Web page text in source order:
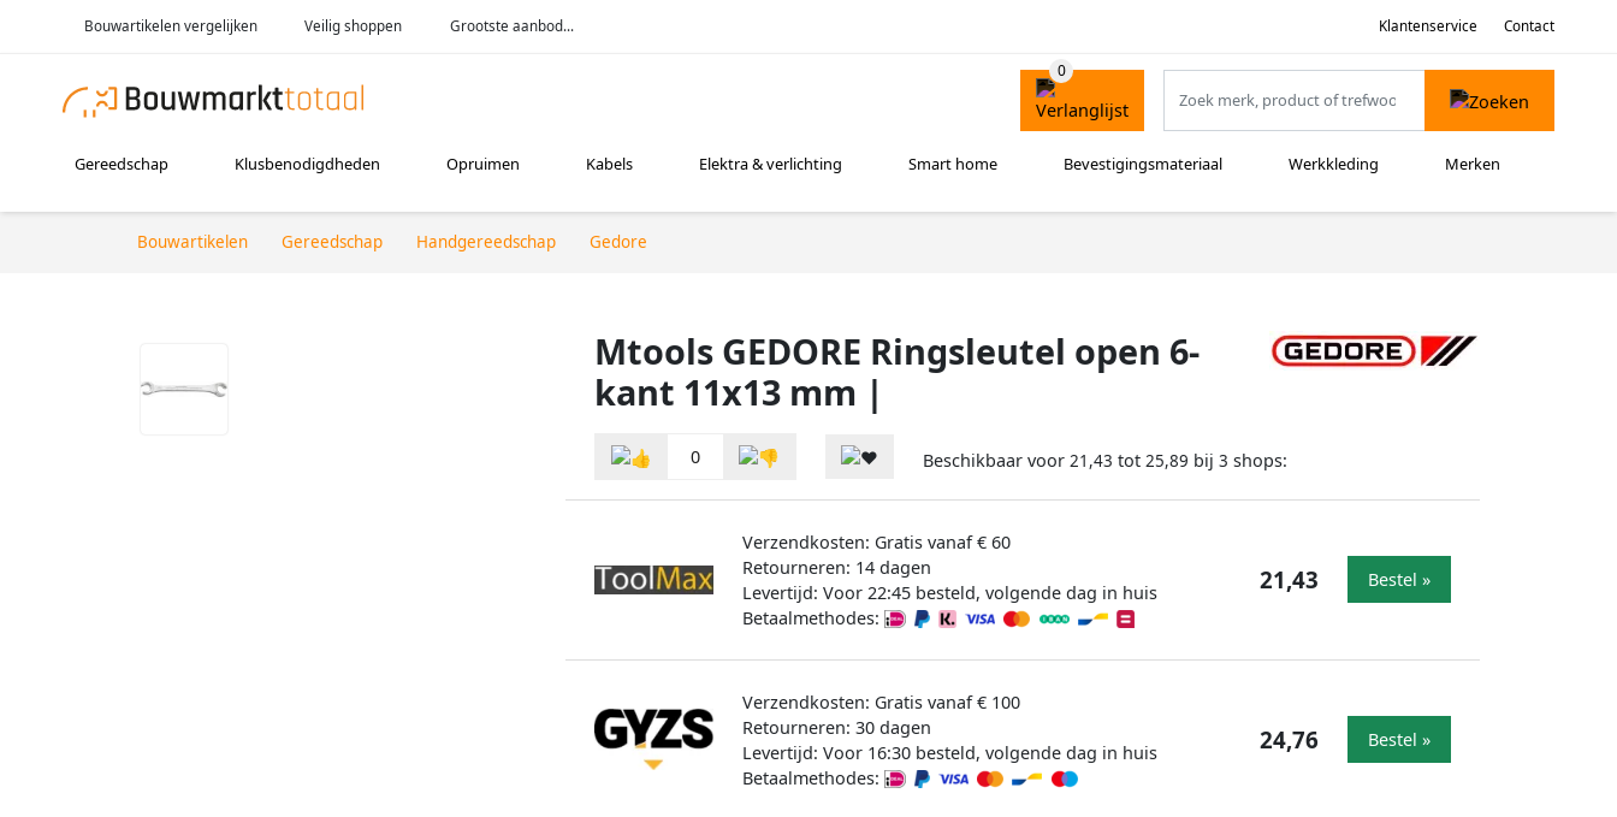
Bouwartikelen vergelijken Veilig shoppen Grootste aanbod... Klantenservice Contact
Gereedschap Klusbenodigdheden Opruimen Kabels Elektra & verlichting Smart home Bevestigingsmateriaal Werkkleding Merken
Bouwartikelen Gereedschap Handgereedschap Gedore
Mtools GEDORE Ringsleutel open 6-
kant 11x13 mm |
0 Beschikbaar voor 21,43 tot 25,89 bij 3 shops:
Verzendkosten: Gratis vanaf € 60
Retourneren: 14 dagen
Levertijd: Voor 22:45 besteld, volgende dag in huis
Betaalmethodes:
21,43 Bestel »
Verzendkosten: Gratis vanaf € 100
Retourneren: 30 dagen
Levertijd: Voor 16:30 besteld, volgende dag in huis
Betaalmethodes:
24,76 Bestel »